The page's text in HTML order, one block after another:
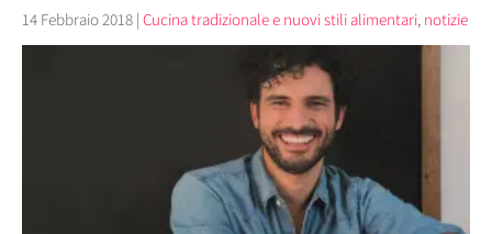
14 Febbraio 2018 | Cucina tradizionale e nuovi stili alimentari, notizie